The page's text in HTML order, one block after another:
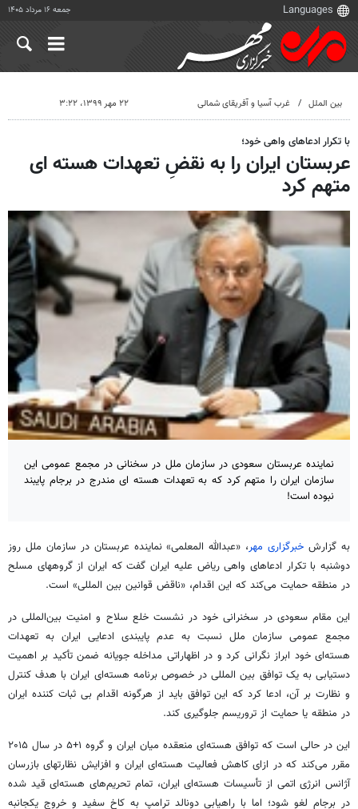
جمعه ۱۶ مرداد ۱۴۰۵
بین الملل غرب آسیا و آفریقای شمالی ۲۲ مهر ۱۳۹۹، ۳:۲۲
با تکرار ادعاهای واهی خود؛
عربستان ایران را به نقضِ تعهدات هسته ای
متهم کرد
نماینده عربستان سعودی در سازمان ملل در سخنانی در مجمع عمومی این
سازمان ایران را متهم کرد که به تعهدات هسته ای مندرج در برجام پایبند
نبوده است!
به گزارشخبرگزاری مهر، «عبدالله المعلمی» نماینده عربستان در سازمان ملل روز
دوشنبه با تکرار ادعاهای واهی ریاض علیه ایران گفت که ایران از گروههای مسلح
در منطقه حمایت می‌کند که این اقدام، «ناقض قوانین بین المللی» است.
این مقام سعودی در سخنرانی خود در نشست خلع سلاح و امنیت بین‌المللی در
مجمع عمومی سازمان ملل نسبت به عدم پایبندی ادعایی ایران به تعهدات
هسته‌ای خود ابراز نگرانی کرد و در اظهاراتی مداخله جویانه ضمن تأکید بر اهمیت
دستیابی به یک توافق بین المللی در خصوص برنامه هسته‌ای ایران با هدف کنترل
و نظارت بر آن، ادعا کرد که این توافق باید از هرگونه اقدام بی ثبات کننده ایران
در منطقه یا حمایت از تروریسم جلوگیری کند.
این در حالی است که توافق هسته‌ای منعقده میان ایران و گروه ۱+۵ در سال ۲۰۱۵
مقرر می‌کند که در ازای کاهش فعالیت هسته‌ای ایران و افزایش نظارتهای بازرسان
آژانس انرژی اتمی از تأسیسات هسته‌ای ایران، تمام تحریم‌های هسته‌ای قید شده
در برجام لغو شود؛ اما با راهیابی دونالد ترامپ به کاخ سفید و خروج یکجانبه